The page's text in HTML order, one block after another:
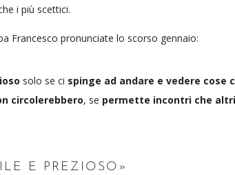
i più scettici.
Francesco pronunciate lo scorso gennaio:
solo se ci spinge ad andare e vedere cose
circolerebbero, se permette incontri che
E PREZIOSO»